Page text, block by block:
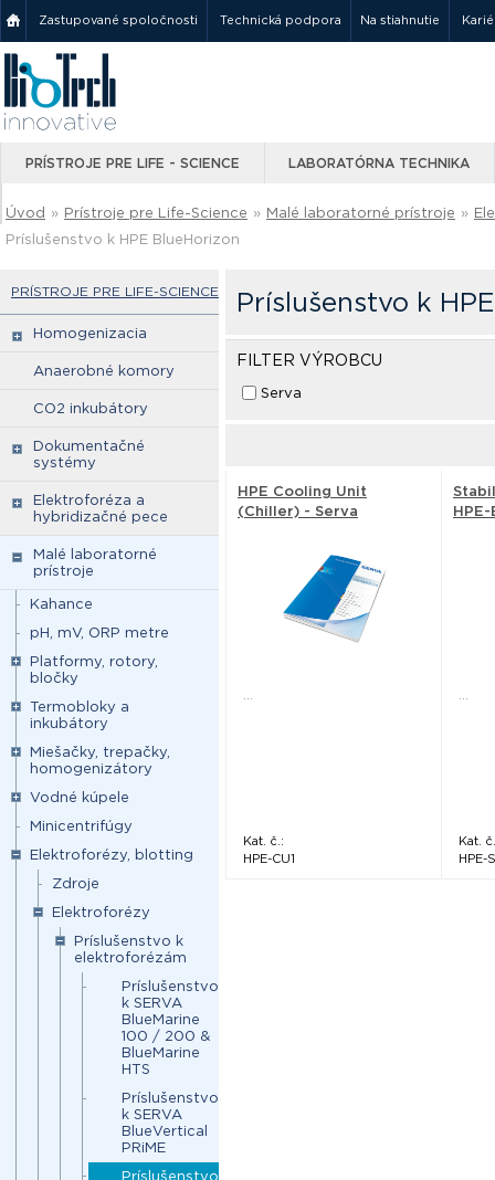
Zastupované spoločnosti Technická podpora Na stiahnutie
PRÍSTROJE PRE LIFE - SCIENCE LABORATÓRNA TECHNIKA
Úvod » Prístroje pre Life-Science » Malé laboratorné prístroje »
Príslušenstvo k HPE BlueHorizon
PRÍSTROJE PRE LIFE-SCIENCE
Homogenizacia
Anaerobné komory
CO2 inkubátory
Dokumentačné
systémy
Elektroforéza a
hybridizačné pece
Malé laboratorné
prístroje
Kahance
pH, mV, ORP metre
Platformy, rotory,
bločky
Termobloky a
inkubátory
Miešačky, trepačky,
homogenizátory
Vodné kúpele
Minicentrifúgy
Elektroforézy, blotting
Zdroje
Elektroforézy
Príslušenstvo k
elektroforézám
Príslušenstvo
k SERVA
BlueMarine
100 / 200 &
BlueMarine
HTS
Príslušenstvo
k SERVA
BlueVertical
PRiME
Príslušenstvo
Príslušenstvo k
FILTER VÝROBCU
Serva
HPE Cooling Unit
(Chiller) - Serva
...
Kat. č.:
HPE-CU1
...
Kat.
HPE-